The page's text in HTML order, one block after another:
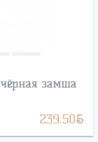
чёрная замша
239.50BYN